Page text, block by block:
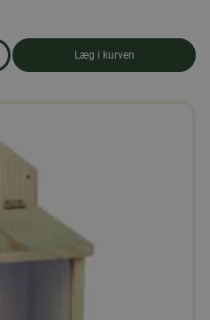
foderautomat til frø til vilde fugle
Læg i kurven